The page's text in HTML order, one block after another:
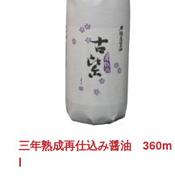
三年熟成再仕込み醤油 360m
l